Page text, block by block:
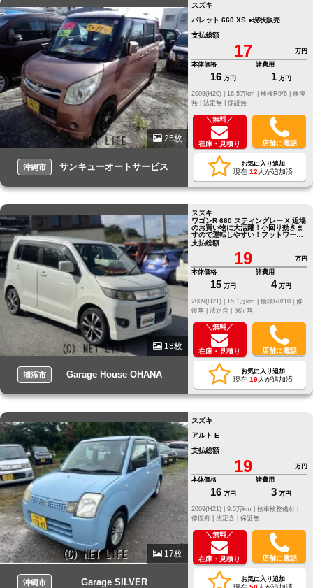
25枚
沖縄市 サンキューオートサービス
スズキ
パレット 660 XS ●現状販売
支払総額
17
万円
本体価格
16 万円
諸費用
1 万円
修復
無 | 法定無 | 保証無
＼無料／
在庫・見積り 店舗に電話
お気に入り追加
現在 12 人が追加済
18枚
浦添市 Garage House OHANA
スズキ
ワゴンR 660 スティングレー X 近場
のお買い物に大活躍！小回り効きま
すので運転しやすい！フットワーク
軽く重宝します！不具合無し！
支払総額
19
万円
本体価格
15 万円
諸費用
4 万円
修
復無 | 法定含 | 保証無
＼無料／
在庫・見積り 店舗に電話
お気に入り追加
現在 19人が追加済
17枚
沖縄市 Garage SILVER
スズキ
アルト E
支払総額
19
万円
本体価格
16 万円
諸費用
3 万円
修復有 | 法定含 | 保証無
＼無料／
在庫・見積り 店舗に電話
お気に入り追加